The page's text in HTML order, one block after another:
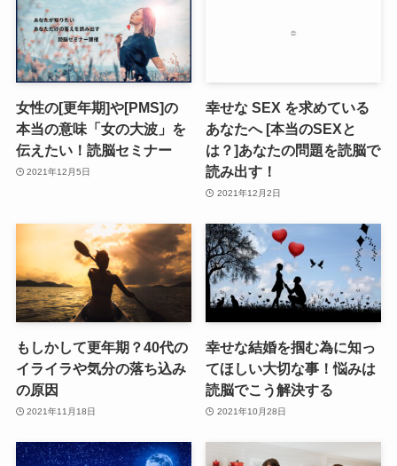
女性の[更年期]や[PMS]の
本当の意味「女の大波」を
伝えたい！読脳セミナー
2021年12月5日
幸せな SEX を求めている
あなたへ [本当のSEXと
は？]あなたの問題を読脳で
読み出す！
2021年12月2日
もしかして更年期？40代の
イライラや気分の落ち込み
の原因
2021年11月18日
幸せな結婚を掴む為に知っ
てほしい大切な事！悩みは
読脳でこう解決する
2021年10月28日